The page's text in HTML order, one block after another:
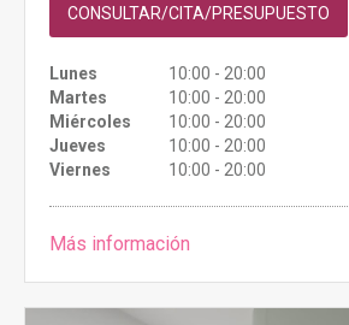
CONSULTAR/CITA/PRESUPUESTO
Lunes
10:00 - 20:00
Martes
10:00 - 20:00
Miércoles
10:00 - 20:00
Jueves
10:00 - 20:00
Viernes
10:00 - 20:00
Más información